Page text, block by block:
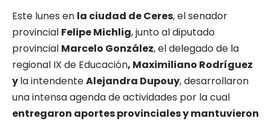
Este lunes en la ciudad de Ceres, el senador
provincial Felipe Michlig, junto al diputado
provincial Marcelo González, el delegado de la
regional IX de Educación, Maximiliano Rodríguez
yla intendenteAlejandra Dupouy, desarrollaron
una intensa agenda de actividades por la cual
entregaron aportes provinciales y mantuvieron